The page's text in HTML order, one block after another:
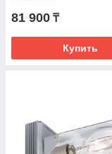
81 900 ₸
Купить